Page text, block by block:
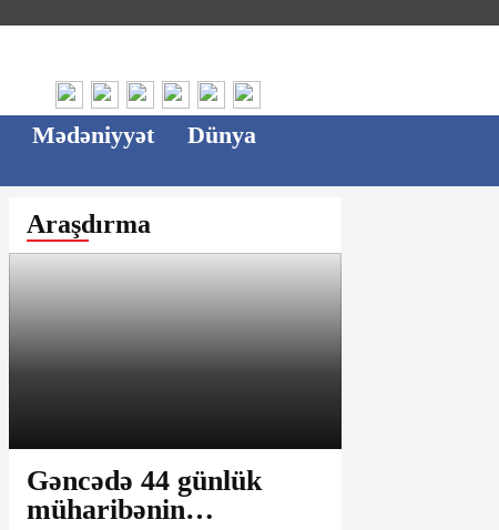
Mədəniyyət
Dünya
Araşdırma
Gəncədə 44 günlük
müharibənin